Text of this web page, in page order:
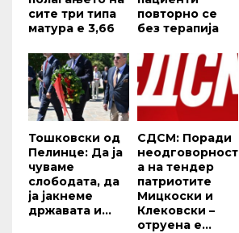
сите три типа
матура е 3,66
повторно се
без терапија
Тошковски од
Пелинце: Да ја
чуваме
слободата, да
ја јакнеме
државата и...
СДСМ: Поради
неодговорност
а на тендер
патриотите
Мицкоски и
Клековски –
отруена е...